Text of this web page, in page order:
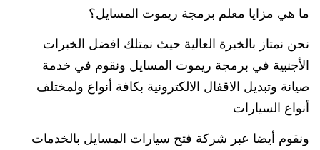
ما هي مزايا معلم برمجة ريموت المسايل؟
نحن نمتاز بالخبرة العالية حيث نمتلك افضل الخبرات
الأجنبية في برمجة ريموت المسايل ونقوم في خدمة
صيانة وتبديل الاقفال الالكترونية بكافة أنواع ولمختلف
أنواع السيارات
ونقوم أيضا عبر شركة فتح سيارات المسايل بالخدمات